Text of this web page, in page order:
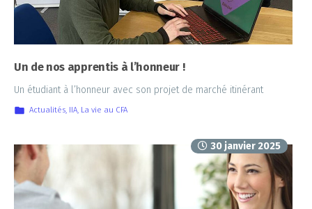
Un de nos apprentis à l’honneur !
Un étudiant à l’honneur avec son projet de marché itinérant
Actualités, IIA, La vie au CFA
30 janvier 2025